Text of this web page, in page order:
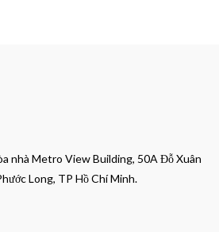
nhà Metro View Building, 50A Đỗ Xuân
Long, TP Hồ Chí Minh.